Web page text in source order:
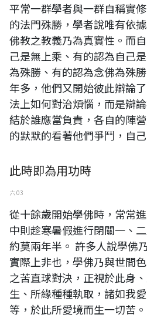
平常一群學者與一群自稱實
的法門殊勝，學者說唯有依
佛教之教義乃為真實性。而
己是無上乘、有的認為自己
為殊勝、有的認為念佛為殊
年多，他們又開始彼此辯論
法上如何對治煩惱，而是辯
結於誰應當負責，各自的陣
的默默的看著他們爭鬥，自
此時即為用功時
六 03
從十餘歲開始學佛時，常常
中則趁寒暑假進行閉關一、
約莫兩年半。 許多人說學佛
實際上非也，學佛乃與世間
之苦直球對決，正視於此身
生、所緣種種執取，諸如我
等，於此所愛境而生一切苦。